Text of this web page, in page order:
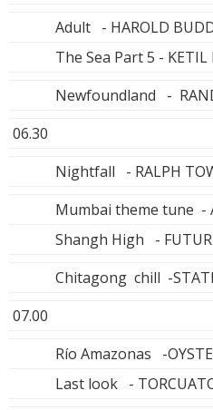
Adult - HAROLD
The Sea Part 5 - KETIL
Newfoundland -
06.30
Nightfall - RALPH
Mumbai theme tune -
Shangh High -
Chitagong chill -
07.00
Río Amazonas -
Last look -